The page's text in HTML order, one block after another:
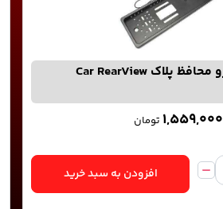
دوربین عقب خودرو محافظ پلاک Car RearView
۱,۵۵۹,۰۰۰ تومان
افزودن به سبد خرید